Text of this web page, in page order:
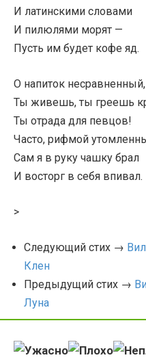
И латинскими словами
И пилюлями морят —
Пусть им будет кофе яд.
О напиток несравненный,
Ты живешь, ты греешь
Ты отрада для певцов!
Часто, рифмой
Сам я в руку чашку брал
И восторг в себя впивал.
>
Следующий стих →
Клен
Предыдущий стих →
Луна